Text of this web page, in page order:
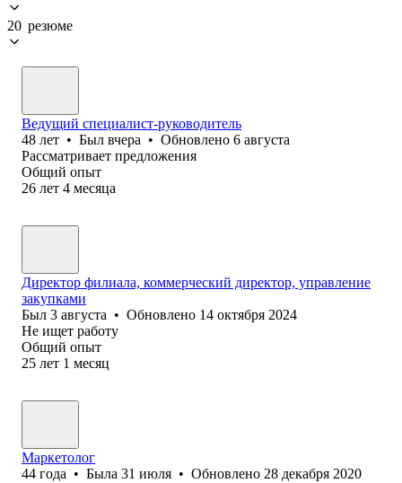
20 резюме
Ведущий специалист-руководитель
48 лет • Был вчера • Обновлено 6 августа
Рассматривает предложения
Общий опыт
26 лет 4 месяца
Директор филиала, коммерческий директор, управление
закупками
Был 3 августа • Обновлено 14 октября 2024
Не ищет работу
Общий опыт
25 лет 1 месяц
Маркетолог
44 года • Была 31 июля • Обновлено 28 декабря 2020